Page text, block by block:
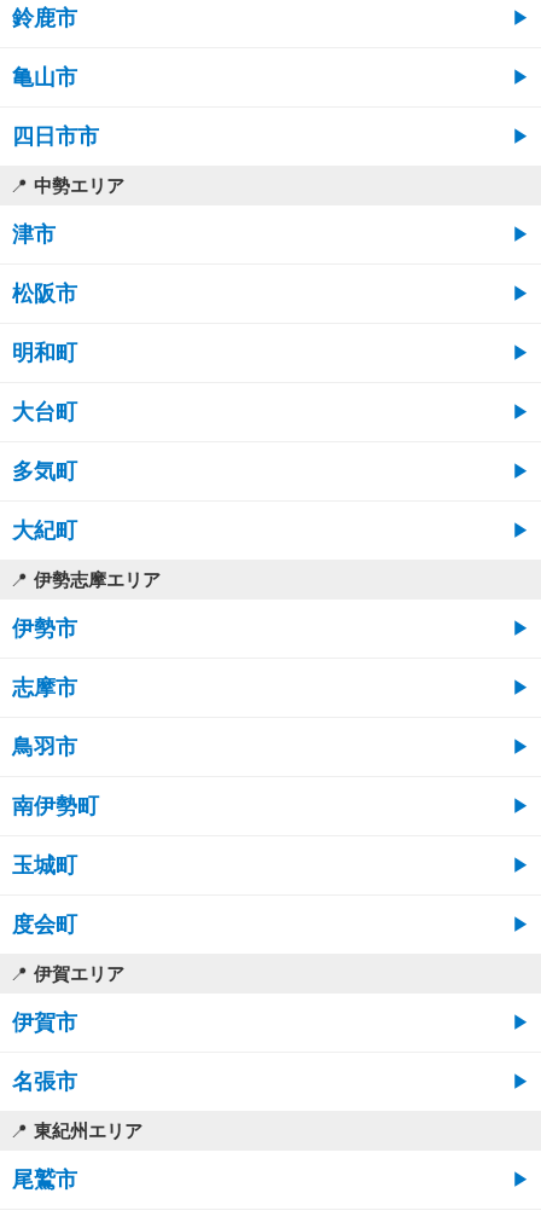
鈴鹿市
亀山市
四日市市
中勢エリア
津市
松阪市
明和町
大台町
多気町
大紀町
伊勢志摩エリア
伊勢市
志摩市
鳥羽市
南伊勢町
玉城町
度会町
伊賀エリア
伊賀市
名張市
東紀州エリア
尾鷲市